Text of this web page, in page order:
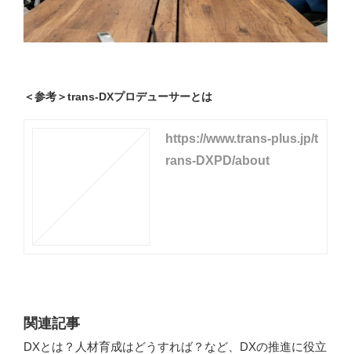
＜参考＞trans-DXプロデューサーとは
https://www.trans-plus.jp/t
rans-DXPD/about
関連記事
DXとは？人材育成はどうすれば？など、DXの推進に役立